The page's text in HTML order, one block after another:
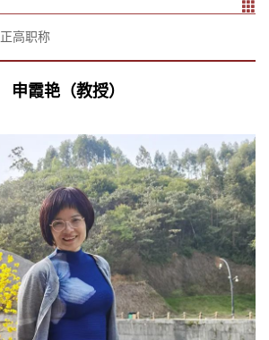
正高职称
申霞艳（教授）